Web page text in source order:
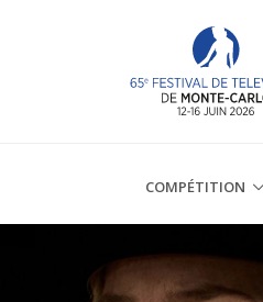
COMPÉTITION